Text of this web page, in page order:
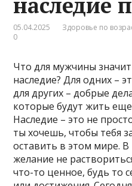
05.04.2025 Здоровье по
0
Что для мужчины значит
наследие? Для одних –
для других – добрые
которые будут жить еще
Наследие – это не
ты хочешь, чтобы тебя
оставить в этом мире.
желание не
что-то ценное, будь то